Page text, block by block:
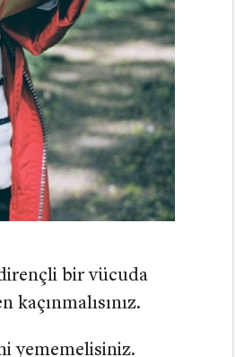
bir vücuda
yememelisiniz.